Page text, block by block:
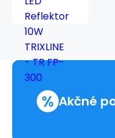
FP-
% Akčné